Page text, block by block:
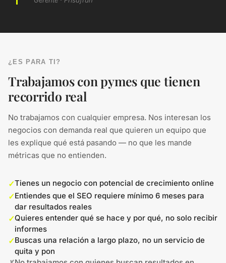
¿ES PARA TI?
Trabajamos con pymes que tienen
recorrido real
No trabajamos con cualquier empresa. Nos interesan los
negocios con demanda real que quieren un equipo que
les explique qué está pasando — no que les mande
métricas que no entienden.
✓Tienes un negocio con potencial de crecimiento online
✓Entiendes que el SEO requiere mínimo 6 meses para
dar resultados reales
✓Quieres entender qué se hace y por qué, no solo recibir
informes
✓Buscas una relación a largo plazo, no un servicio de
quita y pon